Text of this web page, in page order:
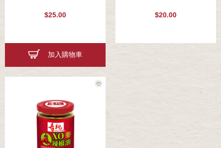
$25.00
加入購物車
$20.00